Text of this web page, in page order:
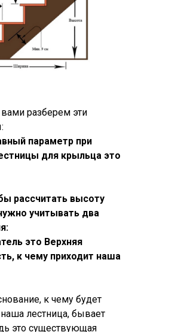
разберем эти
параметр при
для крыльца это
рассчитать высоту
учитывать два
это Верхняя
к чему приходит наша
к чему будет
лестница, бывает
это существующая